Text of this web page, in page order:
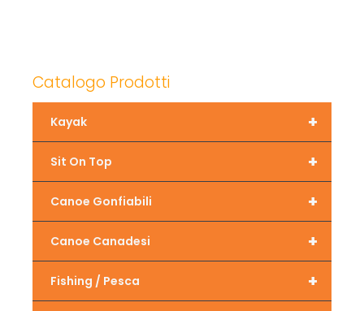
Catalogo Prodotti
+
Kayak
+
Sit On Top
+
Canoe Gonfiabili
+
Canoe Canadesi
+
Fishing / Pesca